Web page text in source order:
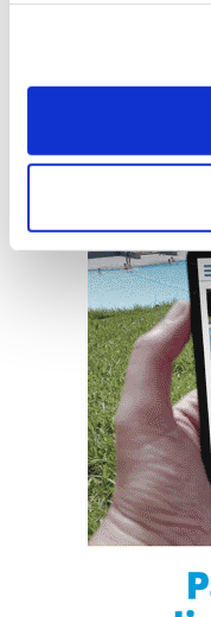
If you allow, we
Collect
Identify your
specific
Find out more about
and set your
Guk eta gure
prozesatzen ditugu,
teknologia erabiliz,
pertsonalizatuak
neurtzeko, jendeari
produktuak
erabiltzen dituen
Bazkide batzuek ez
interes komertzial